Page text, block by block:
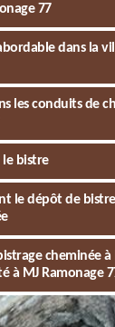
77
dans la
les conduits de
le bistre
le dépôt de
cheminée à
à MJ Ramonage